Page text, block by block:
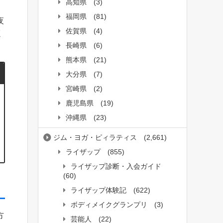
高知県
(3)
福岡県
(81)
佐賀県
(4)
長崎県
(6)
熊本県
(21)
大分県
(7)
宮崎県
(2)
鹿児島県
(19)
沖縄県
(23)
ジム・ヨガ・ピィラティス
(2,661)
ライザップ
(855)
ライザップ診断・入会ガイド
(60)
ライザップ体験記
(622)
ボディメイクグランプリ
(3)
芸能人
(22)